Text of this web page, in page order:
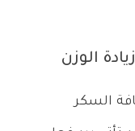
الوزن
السكر